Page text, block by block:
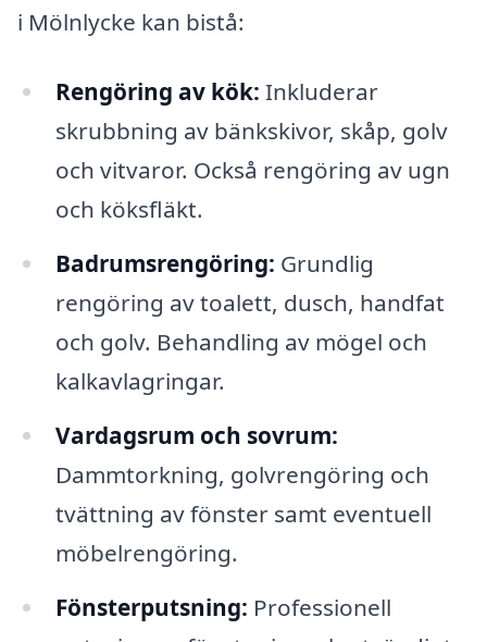
i Mölnlycke kan bistå:
Rengöring av kök: Inkluderar
skrubbning av bänkskivor, skåp, golv
och vitvaror. Också rengöring av ugn
och köksfläkt.
Badrumsrengöring: Grundlig
rengöring av toalett, dusch, handfat
och golv. Behandling av mögel och
kalkavlagringar.
Vardagsrum och sovrum:
Dammtorkning, golvrengöring och
tvättning av fönster samt eventuell
möbelrengöring.
Fönsterputsning: Professionell